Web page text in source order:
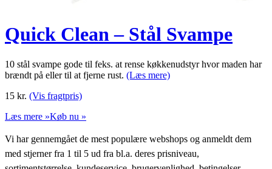
Quick Clean – Stål Svampe
10 stål svampe gode til feks. at rense køkkenudstyr hvor maden har
brændt på eller til at fjerne rust. (Læs mere)
15 kr. (Vis fragtpris)
Læs mere »Køb nu »
Vi har gennemgået de mest populære webshops og anmeldt dem
med stjerner fra 1 til 5 ud fra bl.a. deres prisniveau,